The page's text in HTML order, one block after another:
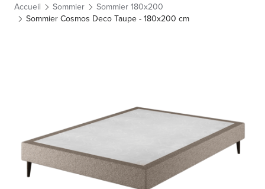
Accueil Sommier
Sommier 180x200
Sommier Cosmos Deco Taupe - 180x200 cm